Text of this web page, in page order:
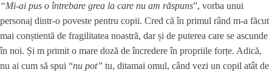
“Mi-ai pus o întrebare grea la care nu am răspuns”, vorba unui
personaj dintr-o poveste pentru copii. Cred că în primul rând m-a făcut
mai conștientă de fragilitatea noastră, dar și de puterea care se ascunde
în noi. Și m primit o mare doză de încredere în propriile forțe. Adică,
nu ai cum să spui “nu pot” tu, ditamai omul, când vezi un copil atât de